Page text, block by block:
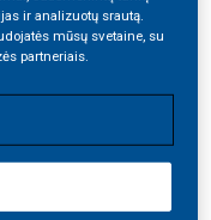
ir analizuotų srautą.
mūsų svetaine, su
partneriais.